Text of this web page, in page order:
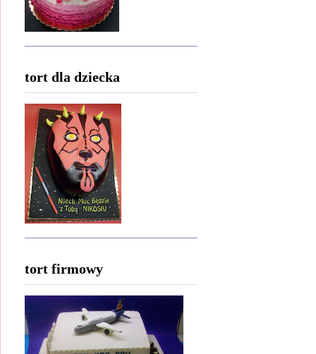
tort dla dziecka
tort firmowy